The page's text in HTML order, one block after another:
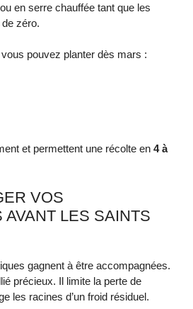
en serre chauffée tant que les
zéro.
pouvez planter dès mars :
et permettent une récolte en 4 à
VOS
AVANT LES SAINTS
gagnent à être accompagnées.
précieux. Il limite la perte de
les racines d’un froid résiduel.